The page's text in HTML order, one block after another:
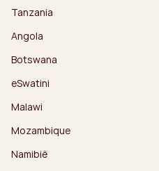
Tanzania
Angola
Botswana
eSwatini
Malawi
Mozambique
Namibië